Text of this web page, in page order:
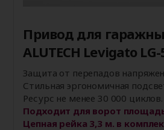
Привод для
ALUTECH Levigato
Защита от перепадов
Стильная эргономичная
Ресурс не менее 30 000 циклов.
Подходит для ворот
Цепная рейка 3,3 м. в